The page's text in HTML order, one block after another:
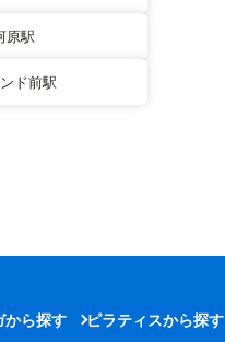
原駅
ド前駅
から探す ピラティスから探す